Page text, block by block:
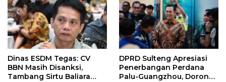
Dinas ESDM Tegas: CV
BBN Masih Disanksi,
Tambang Sirtu Baliara
DPRD Sulteng Apresiasi
Penerbangan Perdana
Palu-Guangzhou, Dorong